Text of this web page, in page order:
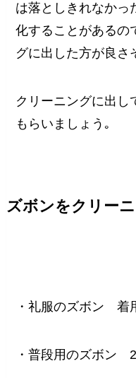
は落としきれなかっ
化することがあるの
グに出した方が良さ
クリーニングに出し
もらいましょう｡
ズボンをクリー
・礼服のズボン 着
・普段用のズボン